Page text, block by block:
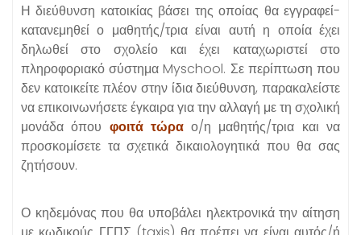
Η διεύθυνση κατοικίας βάσει της οποίας θα εγγραφεί-
κατανεμηθεί ο μαθητής/τρια είναι αυτή η οποία έχει
δηλωθεί στο σχολείο και έχει καταχωριστεί στο
πληροφοριακό σύστημα Myschool. Σε περίπτωση που
δεν κατοικείτε πλέον στην ίδια διεύθυνση, παρακαλείστε
να επικοινωνήσετε έγκαιρα για την αλλαγή με τη σχολική
μονάδα όπου φοιτά τώραο/η μαθητής/τρια και να
προσκομίσετε τα σχετικά δικαιολογητικά που θα σας
ζητήσουν.
Ο κηδεμόνας που θα υποβάλει ηλεκτρονικά την αίτηση